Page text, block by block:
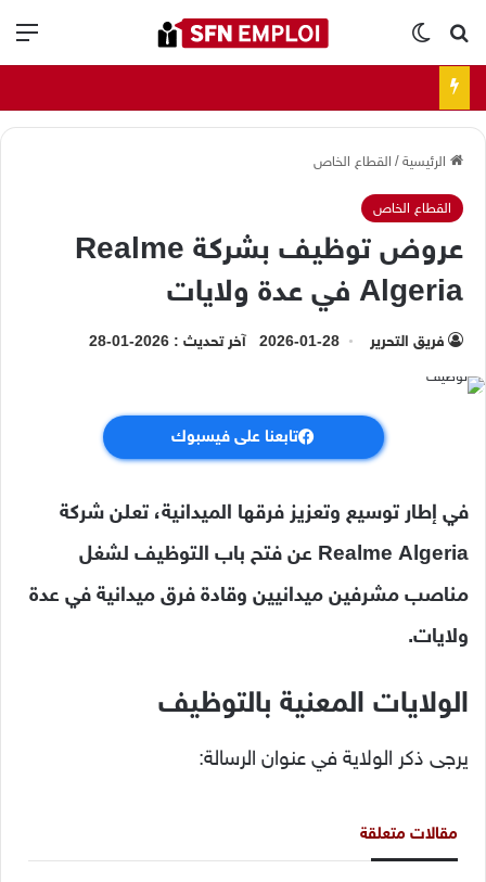
بحث عنالوضع المظلم
الرئيسية/ القطاع الخاص
القطاع الخاص
عروض توظيف بشركة Realme
Algeria في عدة ولايات
فريق التحرير 2026-01-28 آخر تحديث : 2026-01-28
تابعنا على فيسبوك
في إطار توسيع وتعزيز فرقها الميدانية، تعلن شركة
Realme Algeria عن فتح باب التوظيف لشغل
مناصب مشرفين ميدانيين وقادة فرق ميدانية في عدة
ولايات.
الولايات المعنية بالتوظيف
يرجى ذكر الولاية في عنوان الرسالة:
مقالات متعلقة